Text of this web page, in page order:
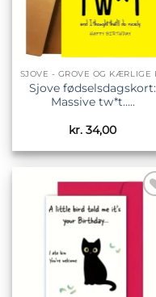
Sjove fødselsdagskort:
Massive tw*t…..
kr. 34,00